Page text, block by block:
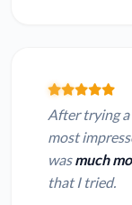
After trying a
most
wasmuch
that I tried.